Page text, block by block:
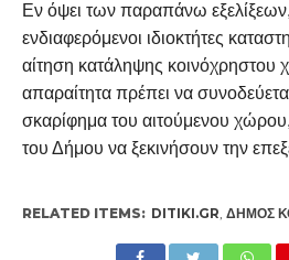
Εν όψει των παραπάνω εξελίξεων,
ενδιαφερόμενοι ιδιοκτήτες
αίτηση κατάληψης κοινόχρηστου
απαραίτητα πρέπει να
σκαρίφημα του αιτούμενου
του Δήμου να ξεκινήσουν την
RELATED ITEMS: DITIKI.GR, ΔΉΜΟΣ